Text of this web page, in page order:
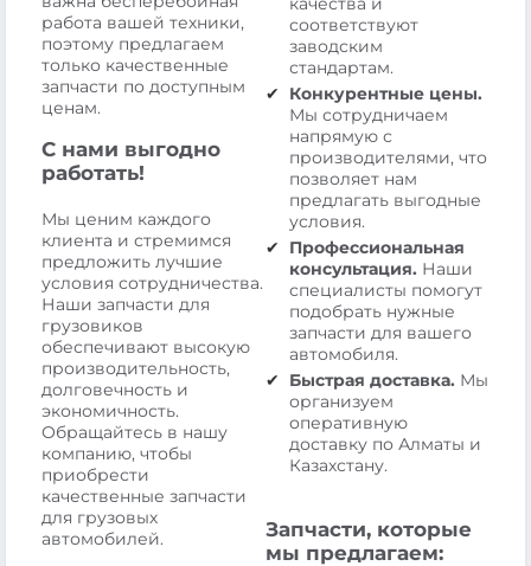
работа вашей техники,
поэтому предлагаем
только качественные
запчасти по доступным
ценам.
С нами выгодно
работать!
Мы ценим каждого
клиента и стремимся
предложить лучшие
условия сотрудничества.
Наши запчасти для
грузовиков
обеспечивают высокую
производительность,
долговечность и
экономичность.
Обращайтесь в нашу
компанию, чтобы
приобрести
качественные запчасти
для грузовых
автомобилей.
соответствуют
заводским
стандартам.
Конкурентные цены.
Мы сотрудничаем
напрямую с
производителями, что
позволяет нам
предлагать выгодные
условия.
Профессиональная
консультация. Наши
специалисты помогут
подобрать нужные
запчасти для вашего
автомобиля.
Быстрая доставка. Мы
организуем
оперативную
доставку по Алматы и
Казахстану.
Запчасти, которые
мы предлагаем: